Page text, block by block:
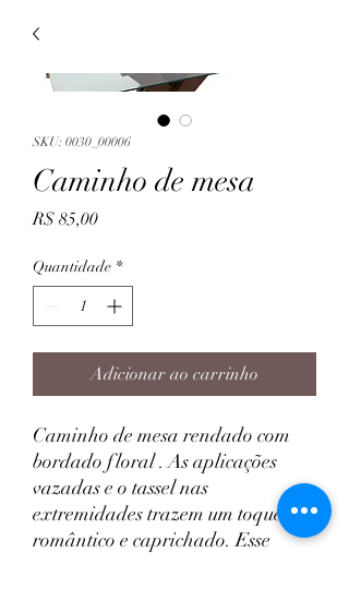
SKU: 0030_00006
Caminho de mesa
R$ 85,00Preço
Quantidade *
Adicionar ao carrinho
Caminho de mesa rendado com
bordado floral . As aplicações
vazadas e o tassel nas
extremidades trazem um toque
romântico e caprichado. Esse